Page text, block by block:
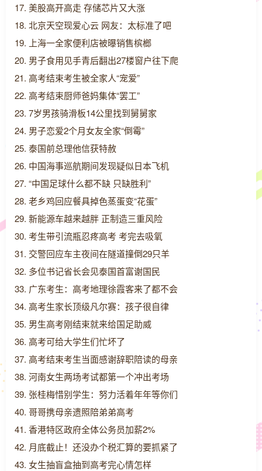
17. 美股高开高走 存储芯片又大涨
18. 北京天空现爱心云 网友：太标准了吧
19. 上海一全家便利店被曝销售槟榔
20. 男子食用见手青后翻出27楼窗户往下爬
21. 高考结束考生被全家人“宠爱”
22. 高考结束厨师爸妈集体“罢工”
23. 7岁男孩骑滑板14公里找到舅舅家
24. 男子恋爱2个月女友全家“倒霉”
25. 泰国前总理他信获特赦
26. 中国海事巡航期间发现疑似日本飞机
27. “中国足球什么都不缺 只缺胜利”
28. 老乡鸡回应餐具掉色蒸蛋变“花蛋”
29. 新能源车越来越胖 正制造三重风险
30. 考生带引流瓶忍疼高考 考完去吸氧
31. 交警回应车主夜间在隧道撞倒29只羊
32. 多位书记省长会见泰国首富谢国民
33. 广东考生：高考地理徐霞客来了都不会
34. 高考生家长顶级凡尔赛：孩子很自律
35. 男生高考刚结束就来给国足助威
36. 高考可给大学生们忙坏了
37. 高考结束考生当面感谢辞职陪读的母亲
38. 河南女生两场考试都第一个冲出考场
39. 张桂梅惜别学生：努力活着年年等你们
40. 哥哥携母亲遗照陪弟弟高考
41. 香港特区政府全体公务员加薪2%
42. 月底截止！还没办个税汇算的要抓紧了
43. 女生抽盲盒抽到高考完心情怎样